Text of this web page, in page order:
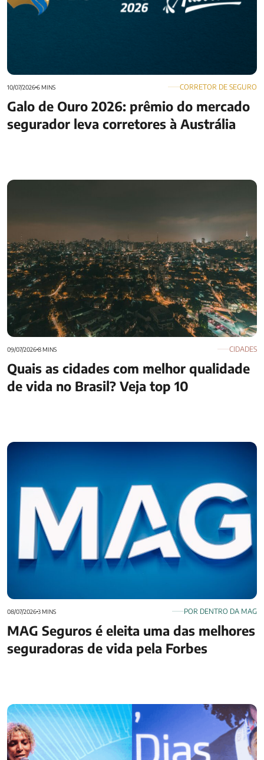
10/07/20266 MINS CORRETOR DE SEGURO
Galo de Ouro 2026: prêmio do mercado
segurador leva corretores à Austrália
Quais as cidades com melhor qualidade de vida no Brasil?
09/07/20268 MINS CIDADES
Quais as cidades com melhor qualidade
de vida no Brasil? Veja top 10
MAG Seguros é eleita uma das melhores seguradoras de
08/07/20263 MINS POR DENTRO DA MAG
MAG Seguros é eleita uma das melhores
seguradoras de vida pela Forbes
MAG e esporte: conheça as embaixadoras Rafa Silva e Raíssa
Machado